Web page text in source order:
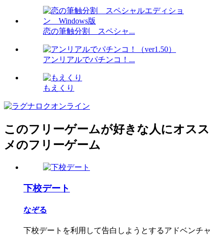
恋の筆触分割 スペシャ...
アンリアルでパチンコ！...
もえくり
このフリーゲームが好きな人にオスス
メのフリーゲーム
下校デート
なぞる
下校デートを利用して告白しようとするアドベンチャ